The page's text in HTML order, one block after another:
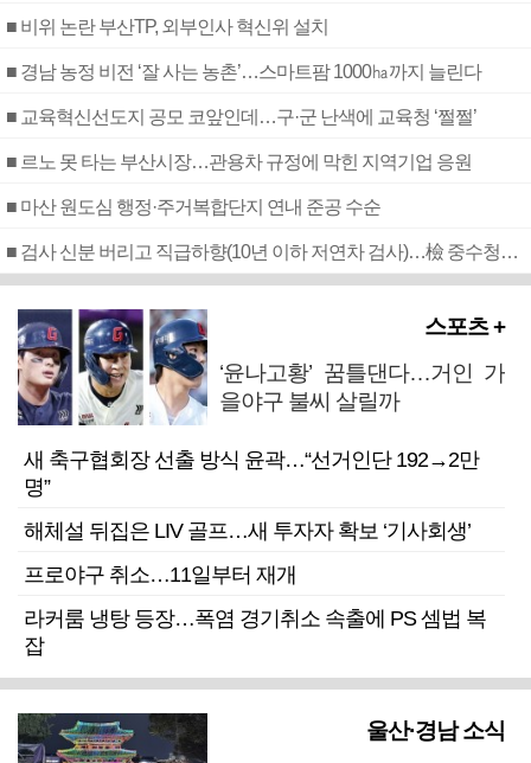
■ 비위 논란 부산TP, 외부인사 혁신위 설치
■ 경남 농정 비전 ‘잘 사는 농촌’…스마트팜 1000㏊까지 늘린다
■ 교육혁신선도지 공모 코앞인데…구·군 난색에 교육청 ‘쩔쩔’
■ 르노 못 타는 부산시장…관용차 규정에 막힌 지역기업 응원
■ 마산 원도심 행정·주거복합단지 연내 준공 수순
■ 검사 신분 버리고 직급하향(10년 이하 저연차 검사)…檢 중수청행 기피
스포츠 +
‘윤나고황’ 꿈틀댄다…거인 가
을야구 불씨 살릴까
새 축구협회장 선출 방식 윤곽…“선거인단 192→2만
명”
해체설 뒤집은 LIV 골프…새 투자자 확보 ‘기사회생’
프로야구 취소…11일부터 재개
라커룸 냉탕 등장…폭염 경기취소 속출에 PS 셈법 복
잡
울산·경남 소식